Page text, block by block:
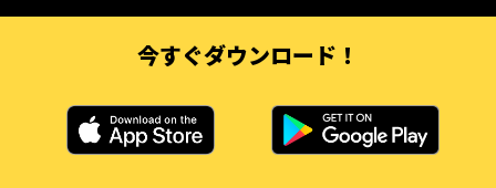
今すぐダウンロード！